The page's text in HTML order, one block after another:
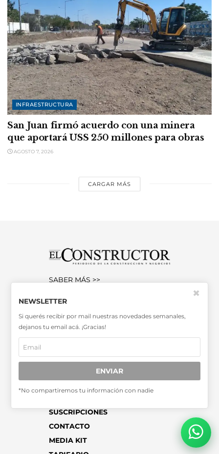
INFRAESTRUCTURA
San Juan firmó acuerdo con una minera
que aportará USS 250 millones para obras
AGOSTO 7, 2026
CARGAR MÁS
SABER MÁS >>
Miembro de la Asociación de
Entidades Periodísticas Argentinas
SUSCRIPCIONES
CONTACTO
MEDIA KIT
NEWSLETTER
Si querés recibir por mail nuestras novedades semanales,
dejanos tu email acá. ¡Gracias!
ENVIAR
*No compartiremos tu información con nadie
✖